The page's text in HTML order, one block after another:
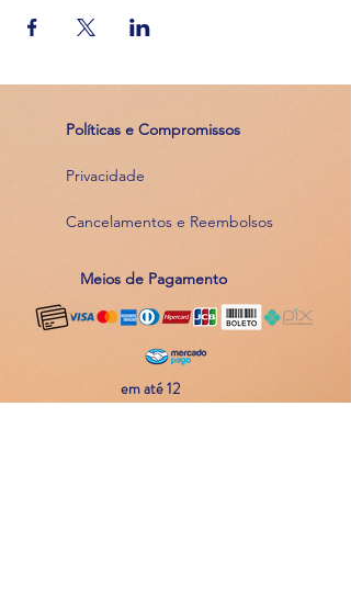
Políticas e Compromissos
Privacidade
Cancelamentos e Reembolsos
Meios de Pagamento
em até 12
parcelas